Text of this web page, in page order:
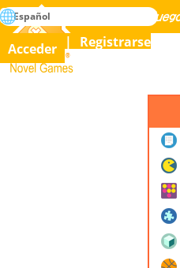
Novel Games
Maestría en todos los juegos de la
búsqueda
Acceder Registrarse
Español